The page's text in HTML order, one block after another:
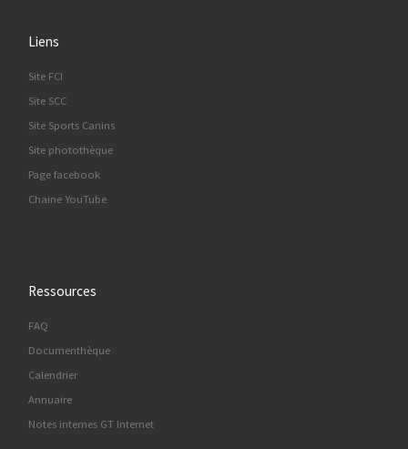
Liens
Site FCI
Site SCC
Site Sports Canins
Site photothèque
Page facebook
Chaine YouTube
Ressources
FAQ
Documenthèque
Calendrier
Annuaire
Notes internes GT Internet